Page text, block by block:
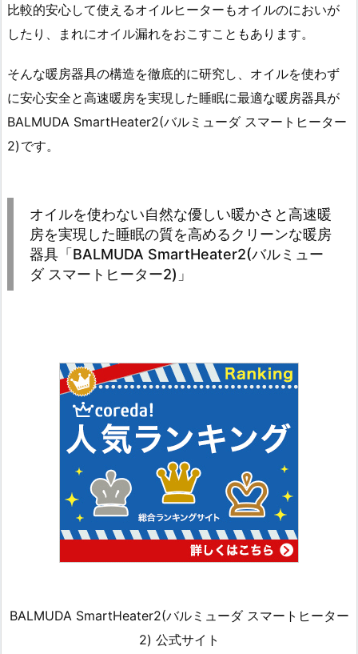
比較的安心して使えるオイルヒーターもオイルのにおいが
したり、まれにオイル漏れをおこすこともあります。
そんな暖房器具の構造を徹底的に研究し、オイルを使わず
に安心安全と高速暖房を実現した睡眠に最適な暖房器具が
BALMUDA SmartHeater2(バルミューダ スマートヒーター
2) です。
オイルを使わない自然な優しい暖かさと高速暖
房を実現した睡眠の質を高めるクリーンな暖房
器具「BALMUDA SmartHeater2(バルミュー
ダ スマートヒーター2)」
BALMUDA SmartHeater2(バルミューダ スマートヒーター
2) 公式サイト